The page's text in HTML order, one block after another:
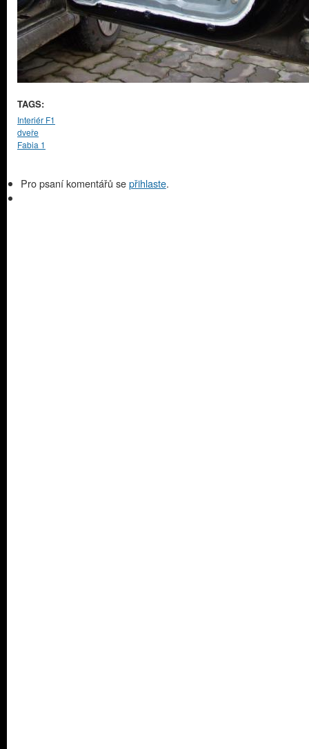
TAGS:
Interiér F1
dveře
Fabia 1
Pro psaní komentářů sepřihlaste.